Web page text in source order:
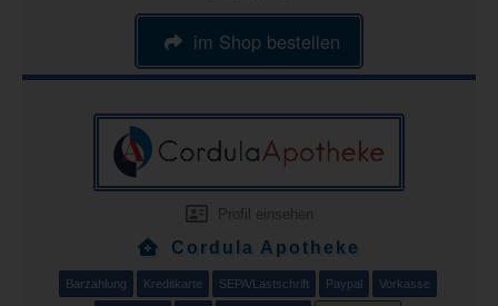
im Shop bestellen
Profil einsehen
Cordula Apotheke
Barzahlung Kreditkarte SEPA/Lastschrift Paypal Vorkasse